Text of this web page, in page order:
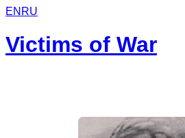
EN RU
Victims of War